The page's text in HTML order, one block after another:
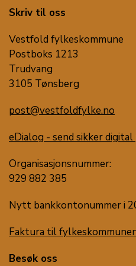
Skriv til oss
Vestfold fylkeskommune
Postboks 1213
Trudvang
3105 Tønsberg
post@vestfoldfylke.no
eDialog - send sikker
Organisasjonsnummer:
929 882 385
Nytt bankkontonummer i
Faktura til
Besøk oss